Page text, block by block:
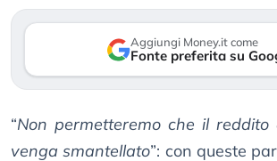
Aggiungi Money.it come
Fonte preferita su
“Non permetteremo che il reddito
venga smantellato”: con queste